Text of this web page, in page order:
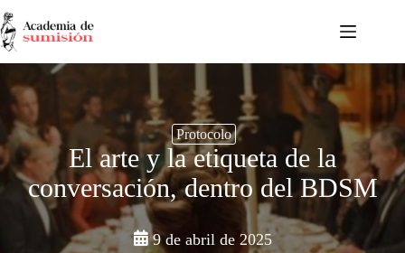
al
contenido
Protocolo
El arte y la etiqueta de la
conversación, dentro del BDSM
9 de abril de 2025